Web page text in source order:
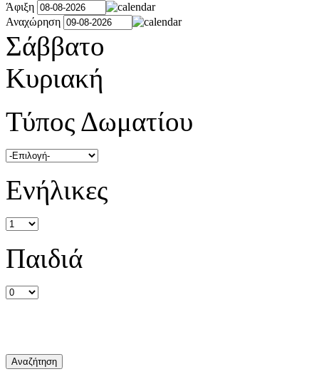
Άφιξη
Αναχώρηση
Σάββατο
Κυριακή
Τύπος Δωματίου
Ενήλικες
Παιδιά